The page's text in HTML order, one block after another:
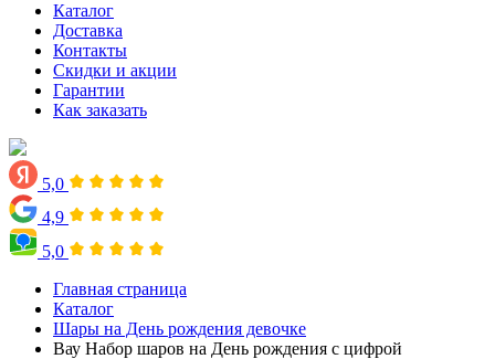
Каталог
Доставка
Контакты
Скидки и акции
Гарантии
Как заказать
5,0
4,9
5,0
Главная страница
Каталог
Шары на День рождения девочке
Вау Набор шаров на День рождения с цифрой